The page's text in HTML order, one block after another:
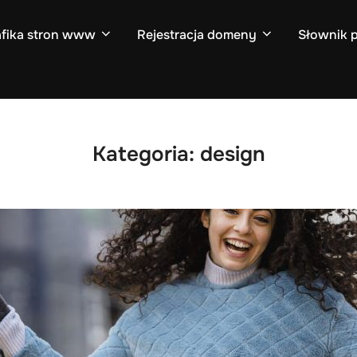
stron www Rejestracja domeny Słownik
Kategoria: design